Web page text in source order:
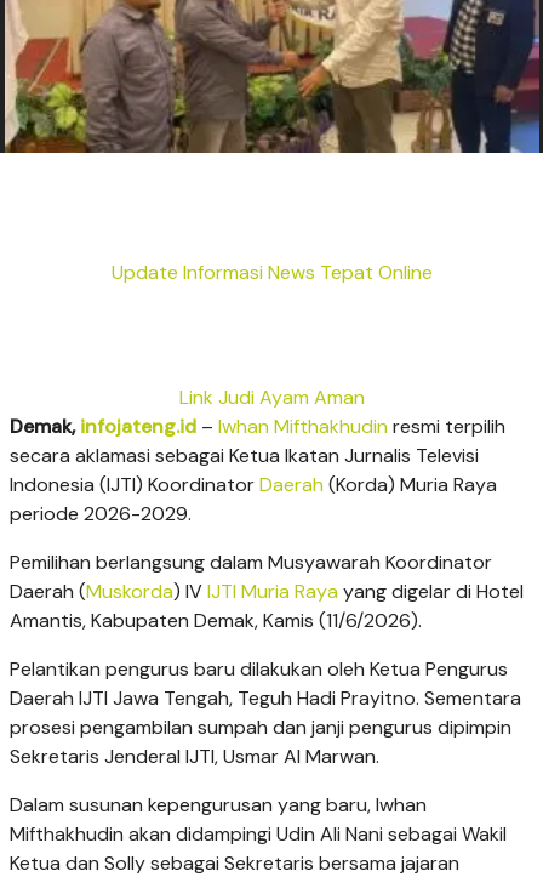
Update Informasi News Tepat Online
Link Judi Ayam Aman
Demak,infojateng.id – Iwhan Mifthakhudin resmi terpilih
secara aklamasi sebagai Ketua Ikatan Jurnalis Televisi
Indonesia (IJTI) KoordinatorDaerah (Korda) Muria Raya
periode 2026-2029.
Pemilihan berlangsung dalam Musyawarah Koordinator
Daerah (Muskorda) IVIJTI Muria Raya yang digelar di Hotel
Amantis, Kabupaten Demak, Kamis (11/6/2026).
Pelantikan pengurus baru dilakukan oleh Ketua Pengurus
Daerah IJTI Jawa Tengah, Teguh Hadi Prayitno. Sementara
prosesi pengambilan sumpah dan janji pengurus dipimpin
Sekretaris Jenderal IJTI, Usmar Al Marwan.
Dalam susunan kepengurusan yang baru, Iwhan
Mifthakhudin akan didampingi Udin Ali Nani sebagai Wakil
Ketua dan Solly sebagai Sekretaris bersama jajaran